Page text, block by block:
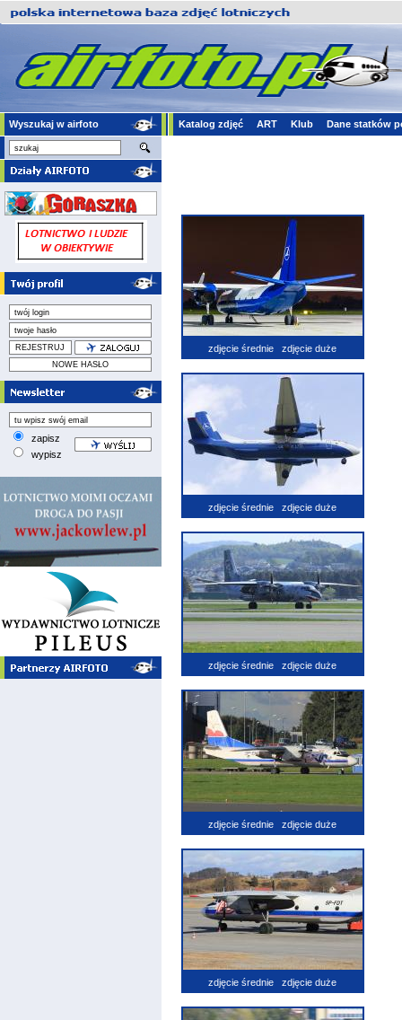
Wyszukaj w airfoto Katalog zdjęć ART Klub Dane statków
zapisz
wypisz
zdjęcie średnie zdjęcie duże
zdjęcie średnie zdjęcie duże
zdjęcie średnie zdjęcie duże
zdjęcie średnie zdjęcie duże
zdjęcie średnie zdjęcie duże